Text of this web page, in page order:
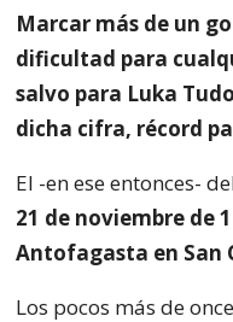
Marcar más de un
dificultad para
salvo para Luka
dicha cifra, récord
El -en ese entonces-
21 de noviembre de
Antofagasta en San
Los pocos más de